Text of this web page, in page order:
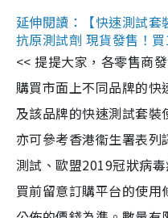
延伸閱讀：【快速測試
抗原測試劑 現貨發售！
<< 提提大家，各零售商
購買市面上不同品牌的快
及該品牌的快速測試套裝
亦可參考香港衞生署表
測試、歐盟2019冠狀病
買前留意訂購平台的使